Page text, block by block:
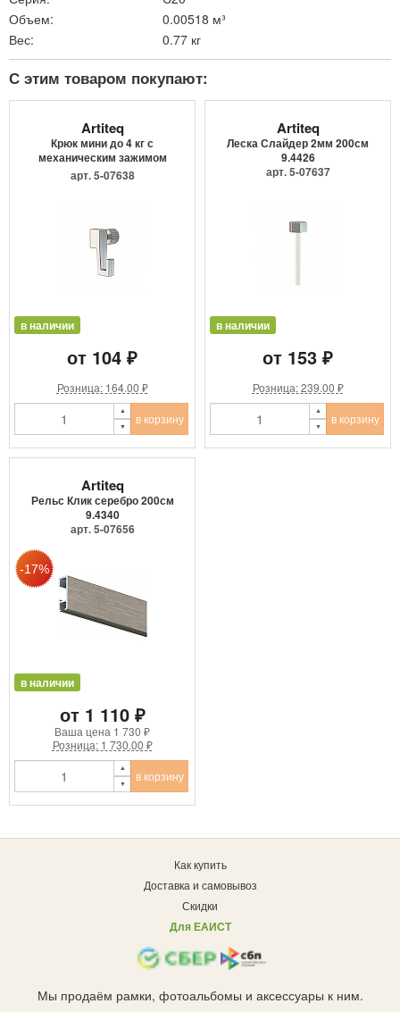
Объем:
0.00518 м³
Вес:
0.77 кг
С этим товаром покупают:
Artiteq
Крюк мини до 4 кг с
механическим зажимом
9.4205
арт. 5-07638
в наличии
от 104 ₽
Розница: 164.00 ₽
в корзину
Artiteq
Леска Слайдер 2мм 200см
9.4426
арт. 5-07637
в наличии
от 153 ₽
Розница: 239.00 ₽
в корзину
Artiteq
Рельс Клик серебро 200см
9.4340
арт. 5-07656
в наличии
от 1 110 ₽
Ваша цена 1 730 ₽
Розница: 1 730.00 ₽
в корзину
Как купить
Доставка и самовывоз
Скидки
Для ЕАИСТ
Мы продаём рамки, фотоальбомы и аксессуары к ним.